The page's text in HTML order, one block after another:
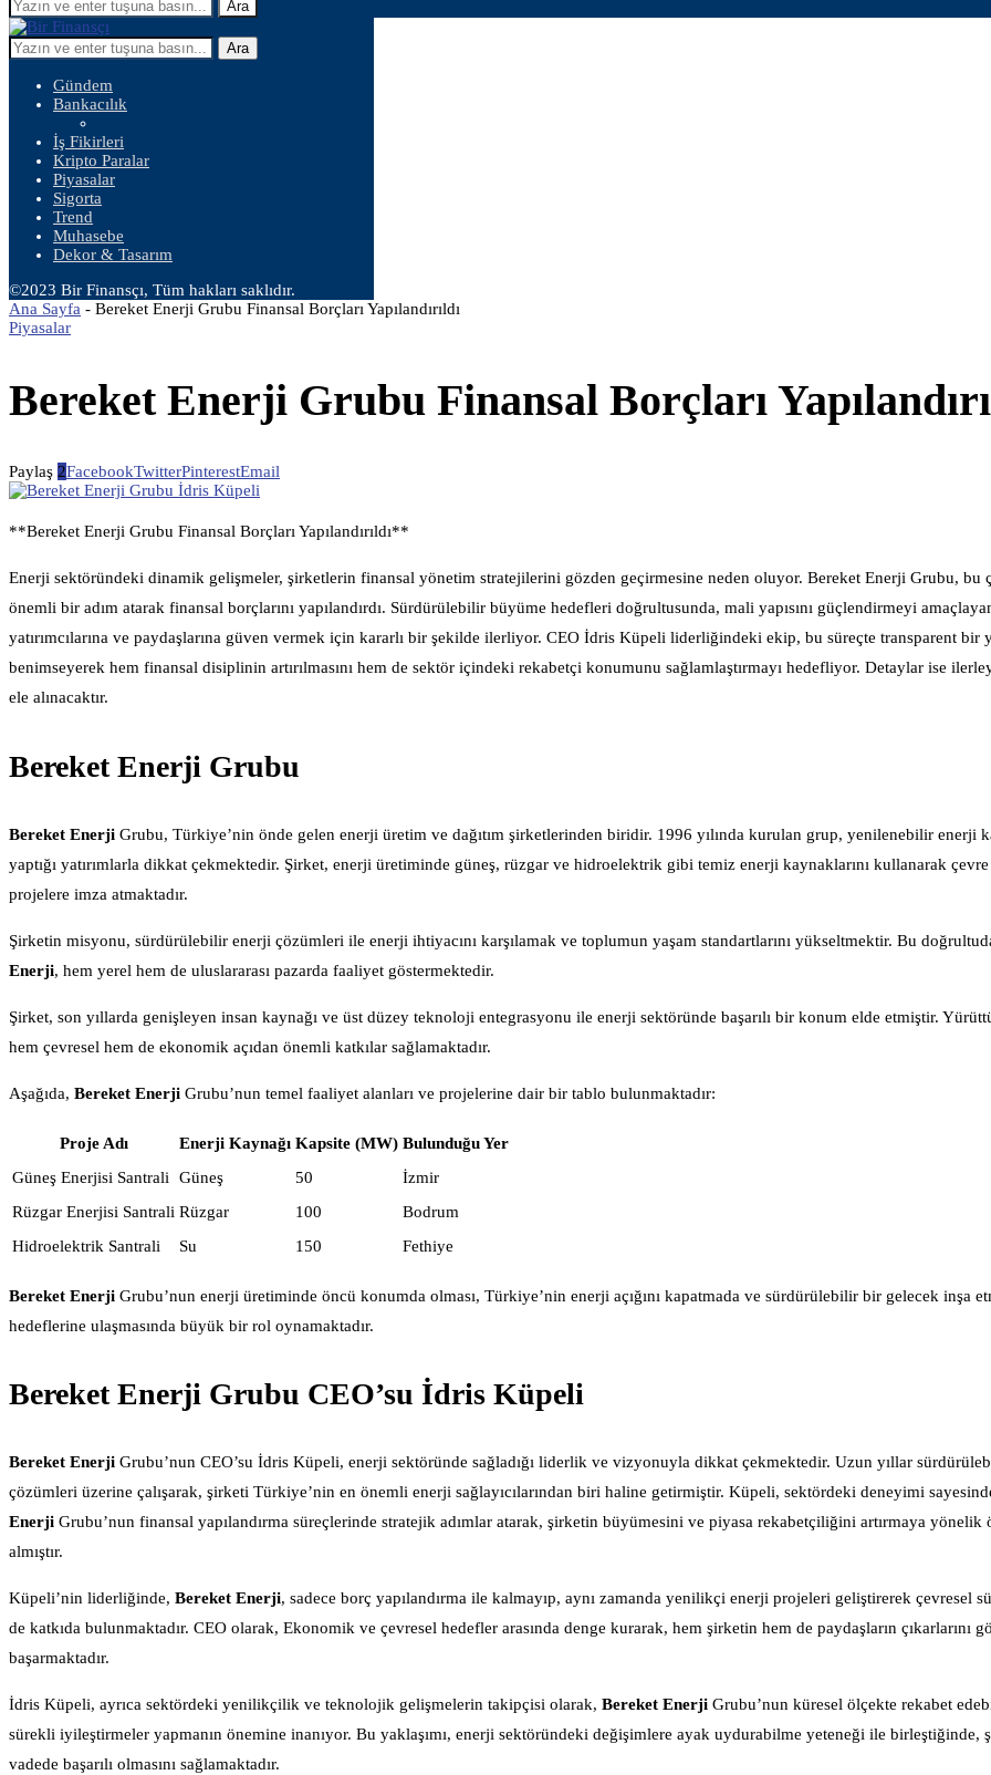
Ara
Ara
Gündem
Bankacılık
İş Fikirleri
Kripto Paralar
Piyasalar
Sigorta
Trend
Muhasebe
Dekor & Tasarım
©2023 Bir Finansçı, Tüm hakları saklıdır.
Ana Sayfa - Bereket Enerji Grubu Finansal Borçları Yapılandırıldı
Piyasalar
Bereket Enerji Grubu Finansal Borçları
Paylaş 2FacebookTwitterPinterestEmail
**Bereket Enerji Grubu Finansal Borçları Yapılandırıldı**
Enerji sektöründeki dinamik gelişmeler, şirketlerin finansal yönetim stratejilerini gözden geçirmesine neden oluyor. Bereket Enerji Grubu, bu
önemli bir adım atarak finansal borçlarını yapılandırdı. Sürdürülebilir büyüme hedefleri doğrultusunda, mali yapısını güçlendirmeyi
yatırımcılarına ve paydaşlarına güven vermek için kararlı bir şekilde ilerliyor. CEO İdris Küpeli liderliğindeki ekip, bu süreçte transparent bir
benimseyerek hem finansal disiplinin artırılmasını hem de sektör içindeki rekabetçi konumunu sağlamlaştırmayı hedefliyor. Detaylar ise
ele alınacaktır.
Bereket Enerji Grubu
Bereket Enerji Grubu, Türkiye’nin önde gelen enerji üretim ve dağıtım şirketlerinden biridir. 1996 yılında kurulan grup, yenilenebilir enerji
yaptığı yatırımlarla dikkat çekmektedir. Şirket, enerji üretiminde güneş, rüzgar ve hidroelektrik gibi temiz enerji kaynaklarını kullanarak
projelere imza atmaktadır.
Şirketin misyonu, sürdürülebilir enerji çözümleri ile enerji ihtiyacını karşılamak ve toplumun yaşam standartlarını yükseltmektir. Bu
Enerji, hem yerel hem de uluslararası pazarda faaliyet göstermektedir.
Şirket, son yıllarda genişleyen insan kaynağı ve üst düzey teknoloji entegrasyonu ile enerji sektöründe başarılı bir konum elde etmiştir.
hem çevresel hem de ekonomik açıdan önemli katkılar sağlamaktadır.
Aşağıda, Bereket Enerji Grubu’nun temel faaliyet alanları ve projelerine dair bir tablo bulunmaktadır:
Proje Adı Enerji Kaynağı Kapsite (MW) Bulunduğu Yer
Güneş Enerjisi Santrali
Güneş 50
İzmir
Rüzgar Enerjisi Santrali Rüzgar 100
Bodrum
Hidroelektrik Santrali
Su 150 Fethiye
Bereket Enerji Grubu’nun enerji üretiminde öncü konumda olması, Türkiye’nin enerji açığını kapatmada ve sürdürülebilir bir gelecek inşa
hedeflerine ulaşmasında büyük bir rol oynamaktadır.
Bereket Enerji Grubu CEO’su İdris Küpeli
Bereket Enerji Grubu’nun CEO’su İdris Küpeli, enerji sektöründe sağladığı liderlik ve vizyonuyla dikkat çekmektedir. Uzun yıllar
çözümleri üzerine çalışarak, şirketi Türkiye’nin en önemli enerji sağlayıcılarından biri haline getirmiştir. Küpeli, sektördeki deneyimi
Enerji Grubu’nun finansal yapılandırma süreçlerinde stratejik adımlar atarak, şirketin büyümesini ve piyasa rekabetçiliğini artırmaya yönelik
almıştır.
Küpeli’nin liderliğinde, Bereket Enerji, sadece borç yapılandırma ile kalmayıp, aynı zamanda yenilikçi enerji projeleri geliştirerek çevresel
de katkıda bulunmaktadır. CEO olarak, Ekonomik ve çevresel hedefler arasında denge kurarak, hem şirketin hem de paydaşların çıkarlarını
başarmaktadır.
İdris Küpeli, ayrıca sektördeki yenilikçilik ve teknolojik gelişmelerin takipçisi olarak, Bereket Enerji Grubu’nun küresel ölçekte rekabet
sürekli iyileştirmeler yapmanın önemine inanıyor. Bu yaklaşımı, enerji sektöründeki değişimlere ayak uydurabilme yeteneği ile birleştiğinde,
vadede başarılı olmasını sağlamaktadır.